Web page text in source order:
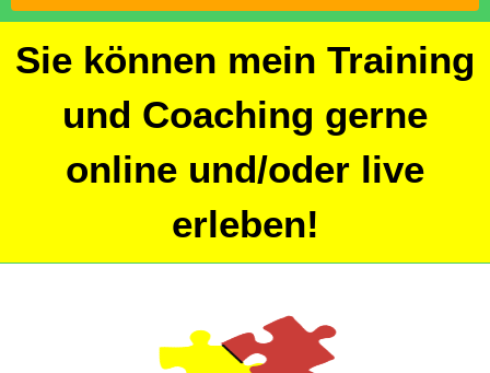
Sie können mein Training
und Coaching gerne
online und/oder live
erleben!